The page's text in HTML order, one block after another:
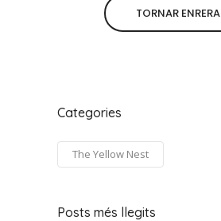
TORNAR ENRERA
Categories
The Yellow Nest
Posts més llegits